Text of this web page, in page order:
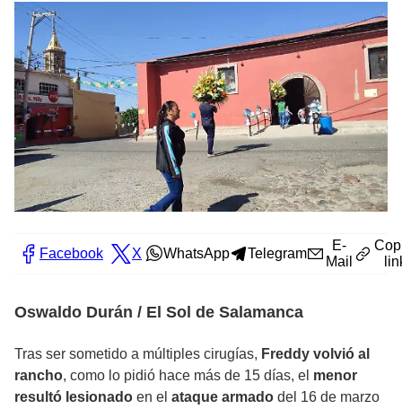
Facebook X WhatsApp Telegram
E-
Mail
Oswaldo Durán / El Sol de Salamanca
Tras ser sometido a múltiples cirugías, Freddy volvió al
rancho, como lo pidió hace más de 15 días, el menor
resultó lesionado en el ataque armado del 16 de marzo